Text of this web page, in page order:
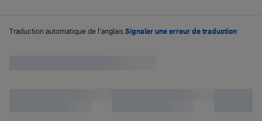
Traduction automatique de l'anglais. Signaler une erreur de traduction